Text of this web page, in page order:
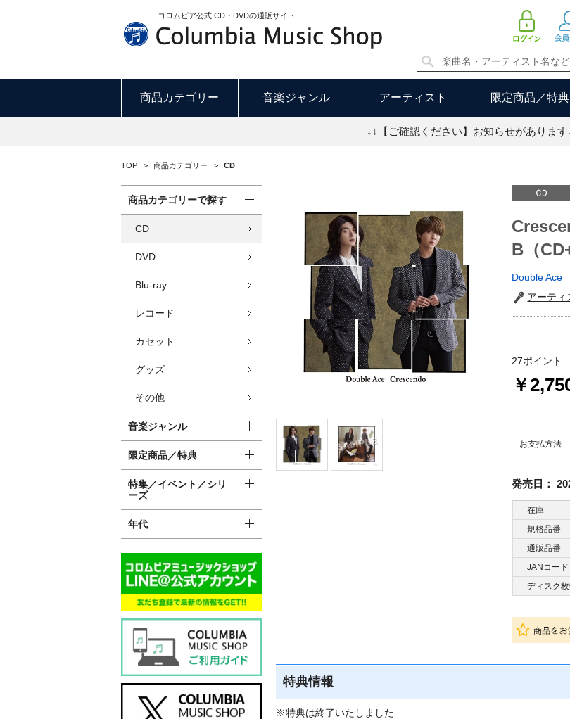
コロムビア公式 CD・DVDの通販サイト
商品カテゴリー 音楽ジャンル アーティスト 限定商品／特典
↓↓【ご確認ください】お知らせがあります
TOP > 商品カテゴリー > CD
B（
Double Ace
アーティ
27ポイント
￥
お支払方法
発売日：
在庫
規格品番
通販品番
JANコード
ディスク
特典情報
※特典は終了いたしました
商品カテゴリーで探す
CD
DVD
Blu-ray
レコード
カセット
グッズ
その他
音楽ジャンル
限定商品／特典
特集／イベント／シリ
ーズ
年代